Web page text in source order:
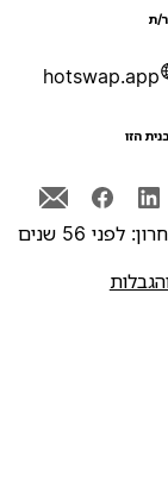
ת
hotswap.app
הזו
לפני 56 שנים